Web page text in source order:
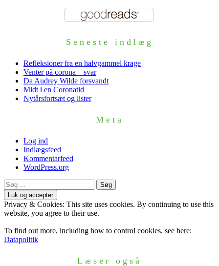
Seneste indlæg
Refleksioner fra en halvgammel krage
Venter på corona – svar
Da Audrey Wilde forsvandt
Midt i en Coronatid
Nytårsfortsæt og lister
Meta
Log ind
Indlægsfeed
Kommentarfeed
WordPress.org
Søg
efter:
Privacy & Cookies: This site uses cookies. By continuing to use this
website, you agree to their use.
To find out more, including how to control cookies, see here:
Datapolitik
Læser også